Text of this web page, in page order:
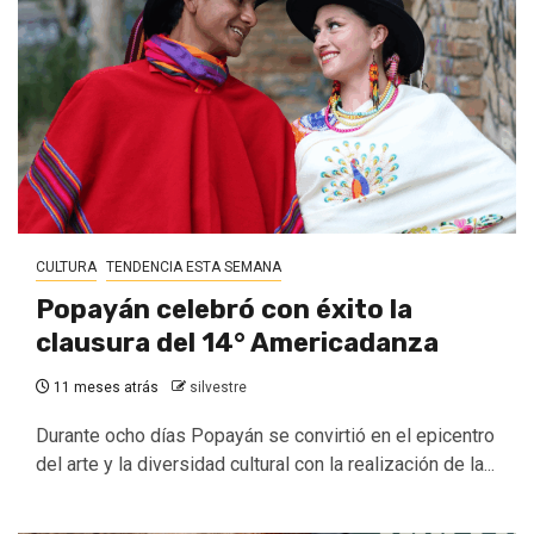
CULTURA TENDENCIA ESTA SEMANA
Popayán celebró con éxito la
clausura del 14° Americadanza
11 meses atrás silvestre
Durante ocho días Popayán se convirtió en el epicentro
del arte y la diversidad cultural con la realización de la...